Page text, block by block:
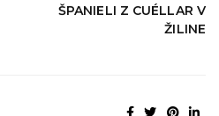
ŠPANIELI Z CUÉLLAR V
ŽILINE